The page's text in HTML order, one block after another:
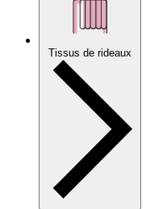
Tissus de rideaux